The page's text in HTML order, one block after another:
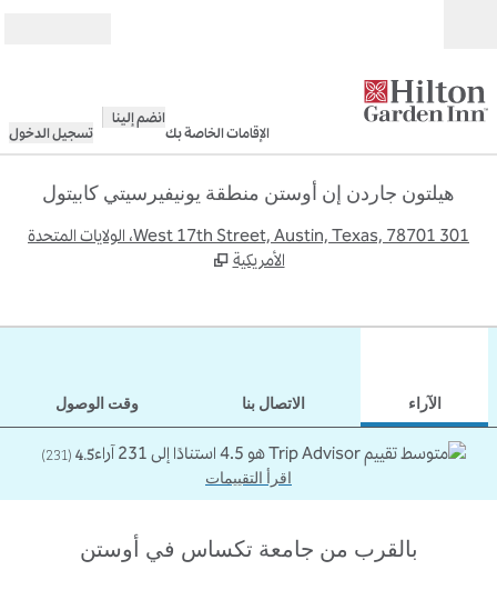
الإقامات الخاصة بك
انضم إلينا
تسجيل الدخول
هيلتون جاردن إن أوستن منطقة يونيفيرسيتي كابيتول
301 West 17th Street, Austin, Texas, 78701، الولايات المتحدة
الأمريكية
الآراء الاتصال بنا وقت الوصول
4.5
(
231
)
اقرأ التقييمات
بالقرب من جامعة تكساس في أوستن